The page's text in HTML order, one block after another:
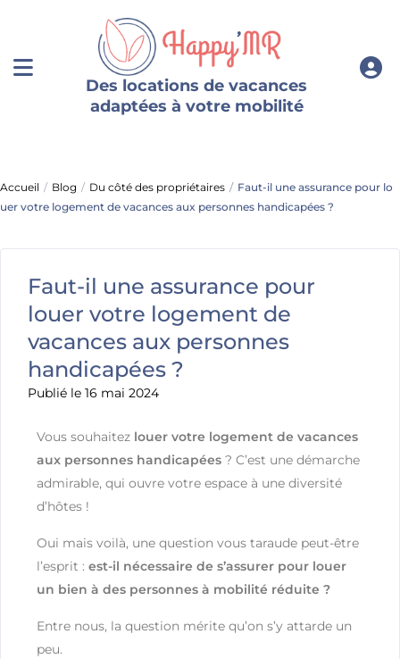
Des locations de vacances
adaptées à votre mobilité
Accueil Blog Du côté des propriétaires
Faut-il une assurance pour lo
uer votre logement de vacances aux personnes handicapées ?
Faut-il une assurance pour
louer votre logement de
vacances aux personnes
handicapées ?
Publié le 16 mai 2024
Vous souhaitez louer votre logement de vacances
aux personnes handicapées ? C’est une démarche
admirable, qui ouvre votre espace à une diversité
d’hôtes !
Oui mais voilà, une question vous taraude peut-être
l’esprit :est-il nécessaire de s’assurer pour louer
un bien à des personnes à mobilité réduite ?
Entre nous, la question mérite qu’on s’y attarde un
peu.